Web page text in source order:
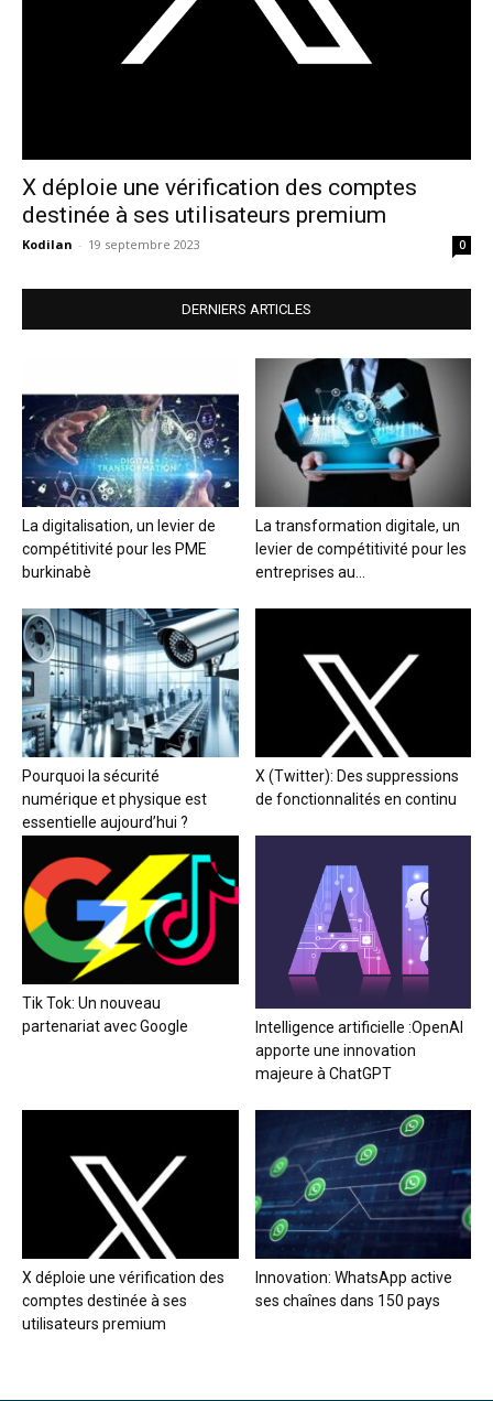
X déploie une vérification des comptes
destinée à ses utilisateurs premium
Kodilan - 19 septembre 2023 0
DERNIERS ARTICLES
La digitalisation, un levier de
compétitivité pour les PME
burkinabè
La transformation digitale, un
levier de compétitivité pour les
entreprises au...
Pourquoi la sécurité
numérique et physique est
essentielle aujourd’hui ?
X (Twitter): Des suppressions
de fonctionnalités en continu
Tik Tok: Un nouveau
partenariat avec Google
Intelligence artificielle :OpenAI
apporte une innovation
majeure à ChatGPT
X déploie une vérification des
comptes destinée à ses
utilisateurs premium
Innovation: WhatsApp active
ses chaînes dans 150 pays